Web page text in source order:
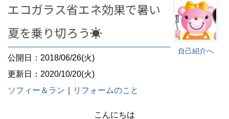
自己紹介へ
エコガラス省エネ効果で暑い
夏を乗り切ろう☀
公開日：2018/06/26(火)
更新日：2020/10/20(火)
ソフィー＆ラン
リフォームのこと
こんにちは